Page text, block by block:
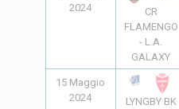
2024
CR
FLAMENGO
- L.A.
GALAXY
15 Maggio
2024
LYNGBY BK